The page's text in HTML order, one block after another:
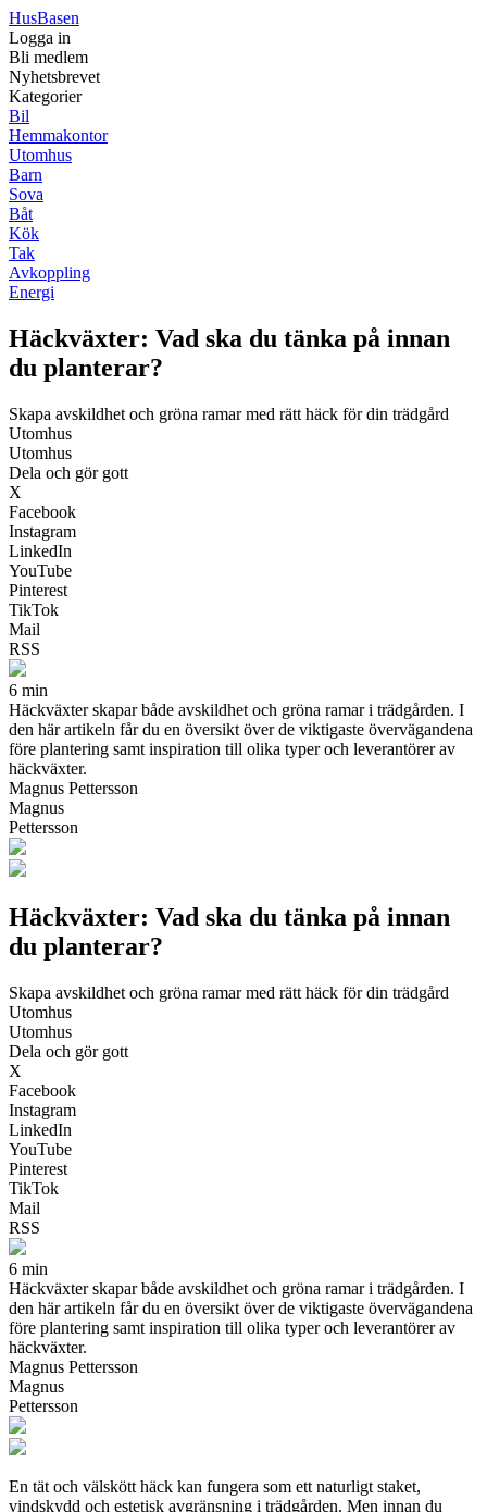
HusBasen
Logga in
Bli medlem
Nyhetsbrevet
Kategorier
Bil
Hemmakontor
Utomhus
Barn
Sova
Båt
Kök
Tak
Avkoppling
Energi
Häckväxter: Vad ska du tänka på innan
du planterar?
Skapa avskildhet och gröna ramar med rätt häck för din trädgård
Utomhus
Utomhus
Dela och gör gott
X
Facebook
Instagram
LinkedIn
YouTube
Pinterest
TikTok
Mail
RSS
6 min
Häckväxter skapar både avskildhet och gröna ramar i trädgården. I
den här artikeln får du en översikt över de viktigaste övervägandena
före plantering samt inspiration till olika typer och leverantörer av
häckväxter.
Magnus Pettersson
Magnus
Pettersson
Häckväxter: Vad ska du tänka på innan
du planterar?
Skapa avskildhet och gröna ramar med rätt häck för din trädgård
Utomhus
Utomhus
Dela och gör gott
X
Facebook
Instagram
LinkedIn
YouTube
Pinterest
TikTok
Mail
RSS
6 min
Häckväxter skapar både avskildhet och gröna ramar i trädgården. I
den här artikeln får du en översikt över de viktigaste övervägandena
före plantering samt inspiration till olika typer och leverantörer av
häckväxter.
Magnus Pettersson
Magnus
Pettersson
En tät och välskött häck kan fungera som ett naturligt staket,
vindskydd och estetisk avgränsning i trädgården. Men innan du